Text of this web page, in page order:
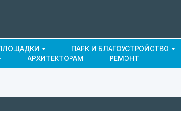
ПАРК И БЛАГОУСТРОЙСТВО
АРХИТЕКТОРАМ РЕМОНТ